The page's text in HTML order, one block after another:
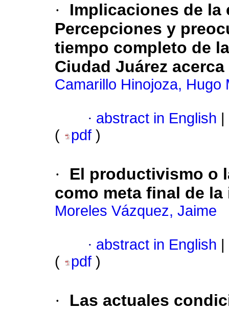
·
Implicaciones de la
Percepciones y
tiempo completo de
Ciudad Juárez
Camarillo Hinojoza, Hugo
· abstract in English
(
pdf )
·
El productivismo o
como meta final de
Moreles Vázquez, Jaime
· abstract in English
(
pdf )
·
Las actuales